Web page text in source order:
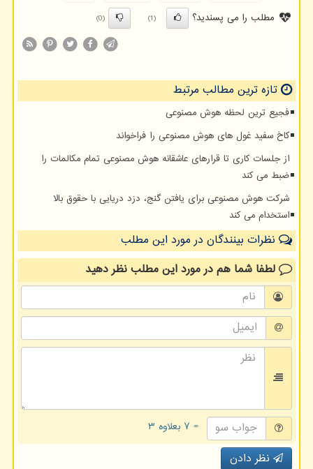
مطلب را می پسندید؟
(1)
(0)
تازه ترین مطالب مرتبط
فجیع ترین لحظه هوش مصنوعی
کاخ سفید غول های هوش مصنوعی را فراخواند
از جلسات کاری تا قرارهای عاشقانه هوش مصنوعی تمام مکالمات را
ضبط می کند
شرکت هوش مصنوعی برای یافتن گنج، دزد دریایی با حقوق بالا
استخدام می کند
نظرات بینندگان در مورد این مطلب
لطفا شما همدر مورد این مطلبنظر دهید
= ۷ بعلاوه ۳
نظر دادن